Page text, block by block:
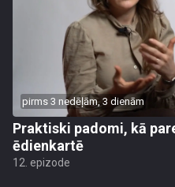
pirms 3 nedēļām, 3 dienām
Praktiski padomi, kā
ēdienkartē
12. epizode